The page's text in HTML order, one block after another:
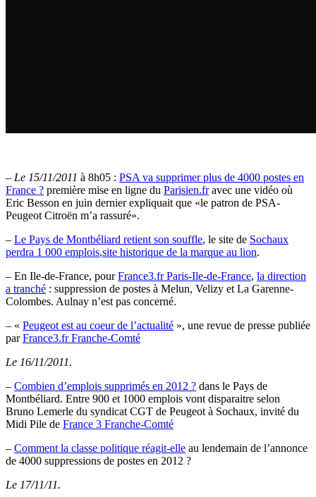
– Le 15/11/2011 à 8h05 : PSA va supprimer plus de 4000 postes en
France ? première mise en ligne du Parisien.fravec une vidéo où
Eric Besson en juin dernier expliquait que «le patron de PSA-
Peugeot Citroën m’a rassuré».
– Le Pays de Montbéliard retient son souffle, le site de Sochaux
perdra 1 000 emplois,site historique de la marque au lion.
– En Ile-de-France, pourFrance3.fr Paris-Ile-de-France, la direction
a tranché : suppression de postes à Melun, Velizy et La Garenne-
Colombes. Aulnay n’est pas concerné.
– « Peugeot est au coeur de l’actualité », une revue de presse publiée
parFrance3.fr Franche-Comté
Le 16/11/2011.
– Combien d’emplois supprimés en 2012 ? dans le Pays de
Montbéliard. Entre 900 et 1000 emplois vont disparaitre selon
Bruno Lemerle du syndicat CGT de Peugeot à Sochaux, invité du
Midi Pile de France 3 Franche-Comté
– Comment la classe politique réagit-elle au lendemain de l’annonce
de 4000 suppressions de postes en 2012 ?
Le 17/11/11.